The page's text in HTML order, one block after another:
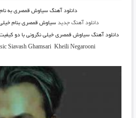
دانلود آهنگ سیاوش قمصری به
دانلود آهنگ جدید سیاوش قمصری بنام
دانلود آهنگ سیاوش قمصری خیلی نگرونی با دو کیفیت ۱۲۸ و ۳۲۰ همراه با متن
Siavash GhamsariKheili Negarooni